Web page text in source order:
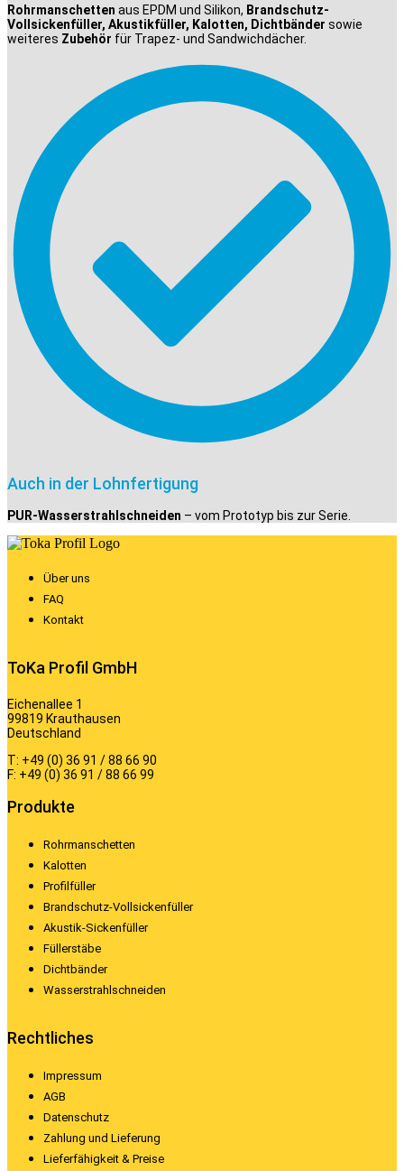
Rohrmanschetten aus EPDM und Silikon, Brandschutz-
Vollsickenfüller, Akustikfüller, Kalotten, Dichtbänder sowie
weiteres Zubehör für Trapez- und Sandwichdächer.
Auch in der Lohnfertigung
PUR-Wasserstrahlschneiden – vom Prototyp bis zur Serie.
Über uns
FAQ
Kontakt
ToKa Profil GmbH
Eichenallee 1
99819 Krauthausen
Deutschland
T: +49 (0) 36 91 / 88 66 90
F: +49 (0) 36 91 / 88 66 99
Produkte
Rohrmanschetten
Kalotten
Profilfüller
Brandschutz-Vollsickenfüller
Akustik-Sickenfüller
Füllerstäbe
Dichtbänder
Wasserstrahlschneiden
Rechtliches
Impressum
AGB
Datenschutz
Zahlung und Lieferung
Lieferfähigkeit & Preise